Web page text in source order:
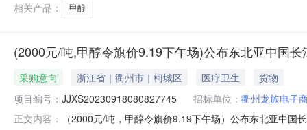
相关产品：
甲醇
(2000元/吨,甲醇令旗价9.19下午场)公布东北亚中国
采购意向 浙江省｜衢州市｜柯城区 医疗卫生
货物
项目编号： JJXS20230918080827745 招标单位： 衢州龙族电子
正文内容：
（2000元/吨，甲醇令旗价9.19下午场）公布东北亚中